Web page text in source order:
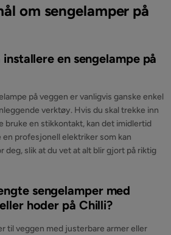
om sengelamper på
en sengelampe på
på veggen er vanligvis ganske enkel
verktøy. Hvis du skal trekke inn
bruke en stikkontakt, kan det imidlertid
profesjonell elektriker som kan
deg, slik at du vet at alt blir gjort på riktig
sengelamper med
hoder på Chilli?
til veggen med justerbare armer eller